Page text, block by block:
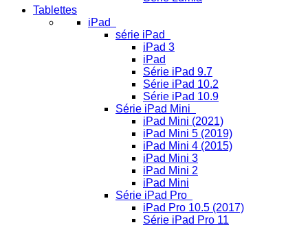
Tablettes
iPad
série iPad
iPad 3
iPad
Série iPad 9.7
Série iPad 10.2
Série iPad 10.9
Série iPad Mini
iPad Mini (2021)
iPad Mini 5 (2019)
iPad Mini 4 (2015)
iPad Mini 3
iPad Mini 2
iPad Mini
Série iPad Pro
iPad Pro 10.5 (2017)
Série iPad Pro 11